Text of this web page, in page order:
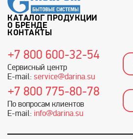
КАТАЛОГ ПРОДУКЦИИ
О БРЕНДЕ
КОНТАКТЫ
+7 800 600-32-54
Сервисный центр
E-mail: service@darina.su
+7 800 775-80-78
По вопросам клиентов
E-mail: info@darina.su